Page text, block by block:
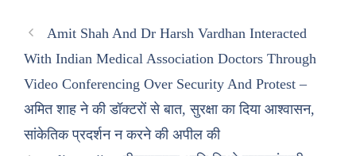
Amit Shah And Dr Harsh Vardhan Interacted
With Indian Medical Association Doctors Through
Video Conferencing Over Security And Protest –
अमित शाह ने की डॉक्टरों से बात, सुरक्षा का दिया आश्वासन,
सांकेतिक प्रदर्शन न करने की अपील की